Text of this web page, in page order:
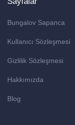
Bungalov Sapanca
Kullanıcı Sözleşmesi
Gizlilik Sözleşmesi
Hakkımızda
Blog